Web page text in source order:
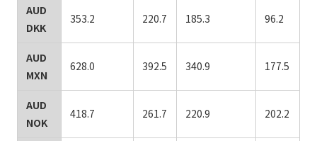
AUD
DKK
353.2 220.7 185.3 96.2
AUD
MXN
628.0 392.5 340.9 177.5
AUD
NOK
418.7 261.7 220.9 202.2